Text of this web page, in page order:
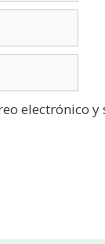
electrónico